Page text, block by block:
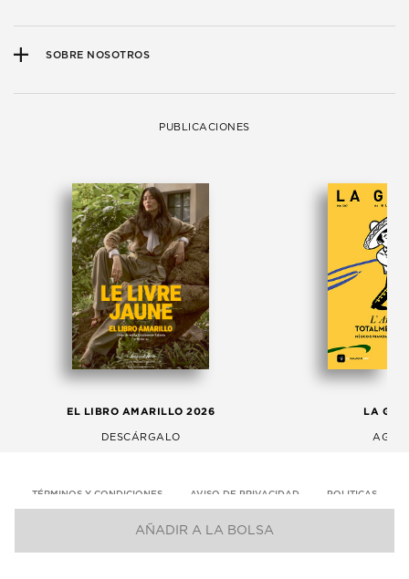
AÑADIR A LA BOLSA
SOBRE NOSOTROS
PUBLICACIONES
EL LIBRO AMARILLO 2026
DESCÁRGALO
LA
TÉRMINOS Y CONDICIONES AVISO DE PRIVACIDAD POLITICAS